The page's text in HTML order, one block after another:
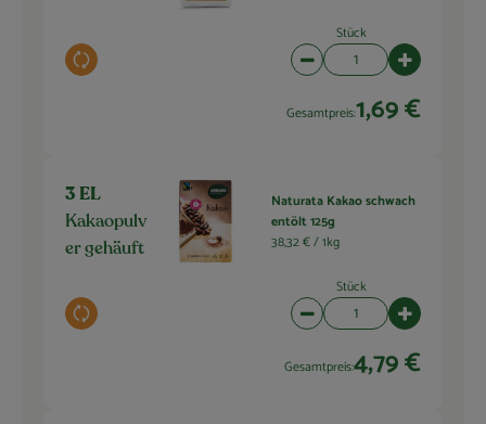
Auswahl ändern
Stück
Artikelanzahl verringern
Gesamtpreis:1,69 €
3 EL
Kakaopulv
er gehäuft
Auswahl ändern
Naturata Kakao schwach
entölt 125g
38,32 € /1kg
Stück
Artikelanzahl verringern
Gesamtpreis:4,79 €